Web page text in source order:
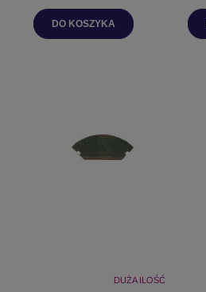
DO KOSZYKA
DUŻA ILOŚĆ